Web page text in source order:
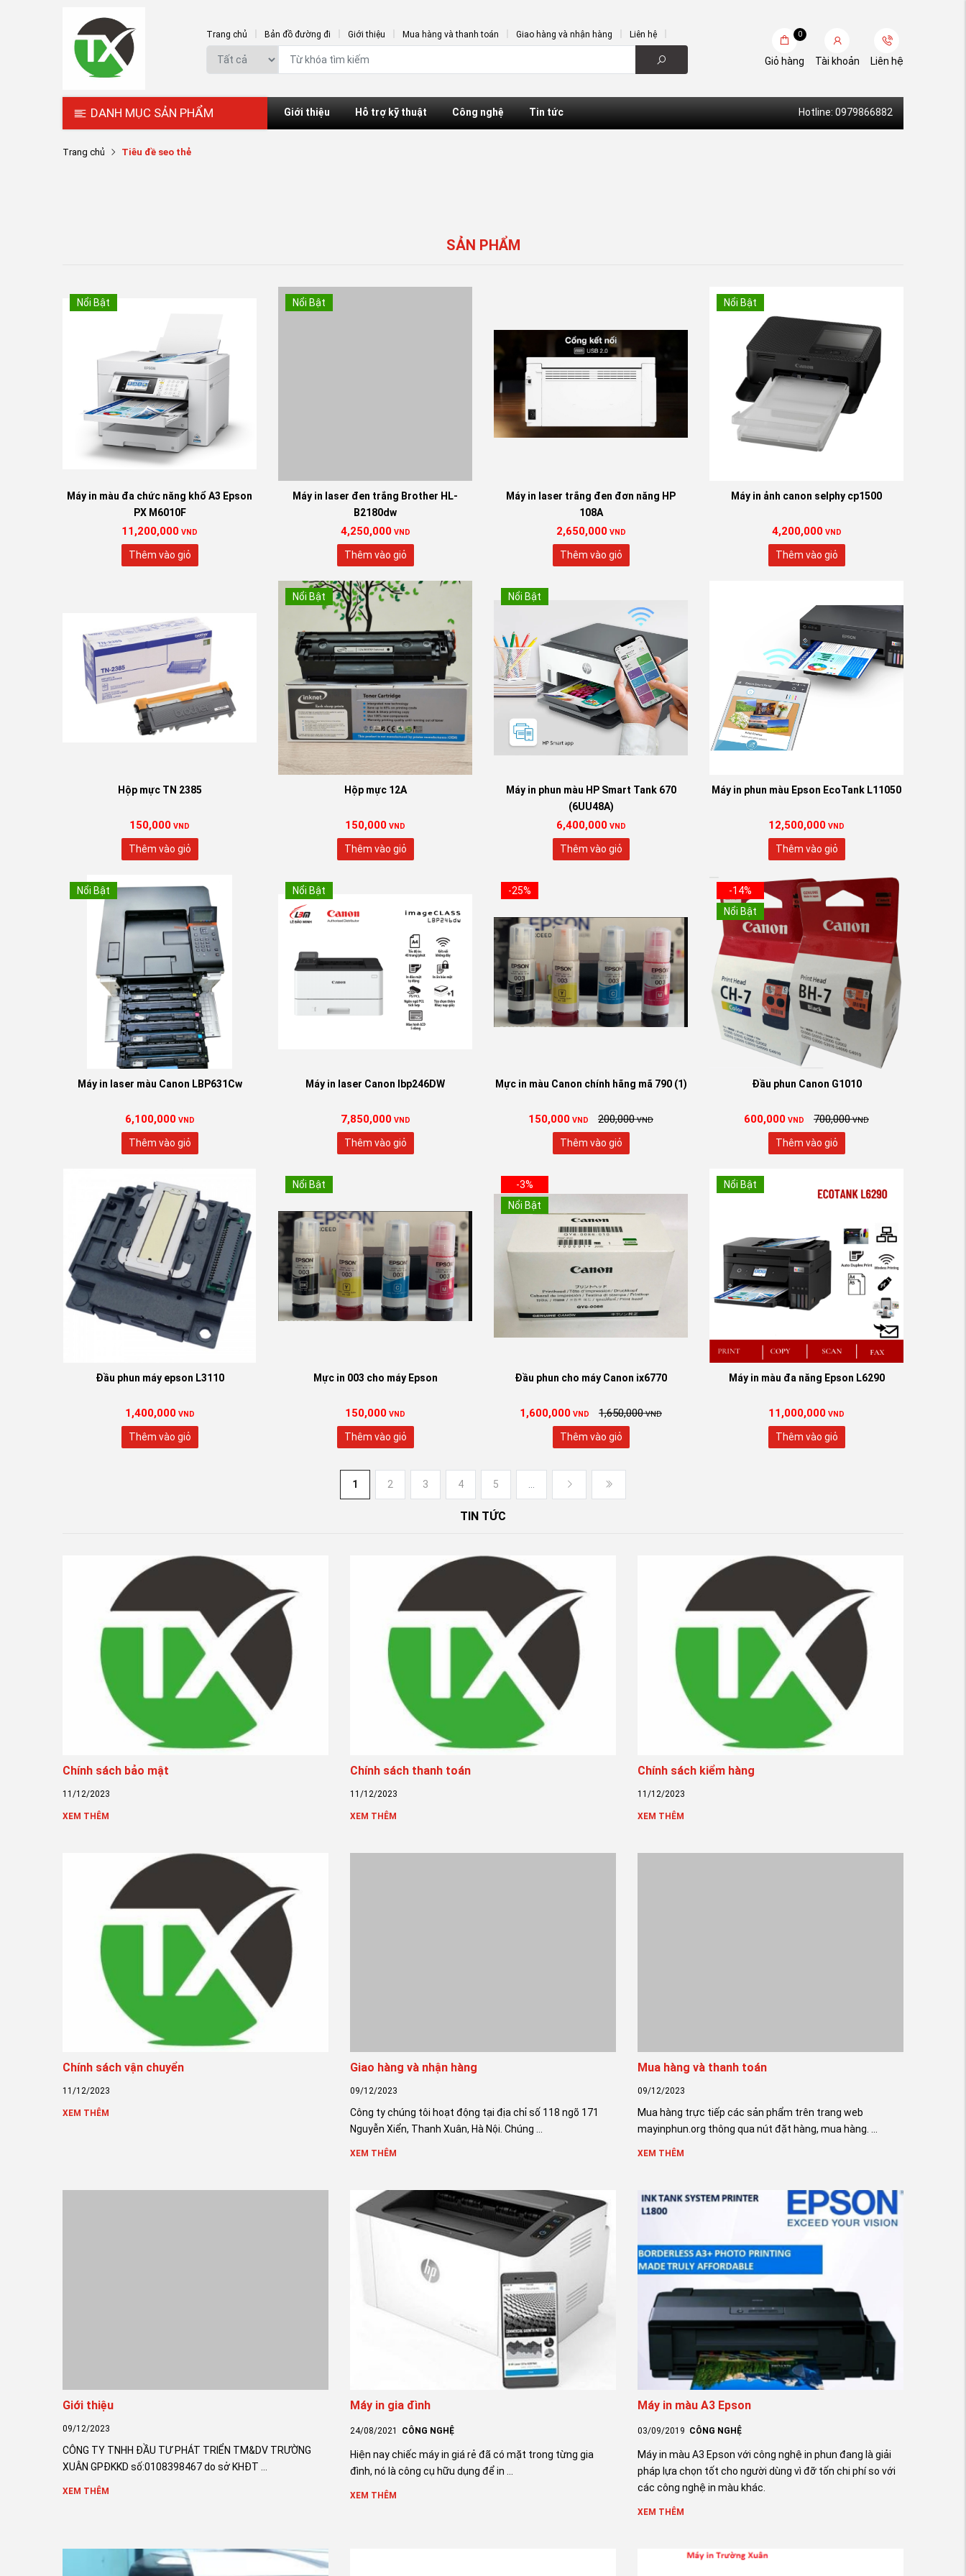
Trang chủ Bản đồ đường đi Giới thiệu Mua hàng và thanh toán Giao hàng và nhận hàng Liên hệ 0
Giỏ hàng Tài khoản Liên hệ
DANH MỤC SẢN PHẨM Giới thiệu Hỗ trợ kỹ thuật Công nghệ Tin tức Hotline: 0979866882
Trang chủ Tiêu đề seo thẻ
SẢN PHẨM
Nổi Bật
Máy in màu đa chức năng khổ A3 Epson
PX M6010F
11,200,000 VND
Thêm vào giỏ
Nổi Bật
Máy in laser đen trắng Brother HL-
B2180dw
4,250,000 VND
Thêm vào giỏ
Máy in laser trắng đen đơn năng HP
108A
2,650,000 VND
Thêm vào giỏ
Nổi Bật
Máy in ảnh canon selphy cp1500
4,200,000 VND
Thêm vào giỏ
Hộp mực TN 2385
150,000 VND
Thêm vào giỏ
Nổi Bật
Hộp mực 12A
150,000 VND
Thêm vào giỏ
Nổi Bật
Máy in phun màu HP Smart Tank 670
(6UU48A)
6,400,000 VND
Thêm vào giỏ
Máy in phun màu Epson EcoTank L11050
12,500,000 VND
Thêm vào giỏ
Nổi Bật
Máy in laser màu Canon LBP631Cw
6,100,000 VND
Thêm vào giỏ
Nổi Bật
Máy in laser Canon lbp246DW
7,850,000 VND
Thêm vào giỏ
-25%
Lựa chọn:
790 Xanh 790 Đỏ
Xóa
Mực in màu Canon chính hãng mã 790 (1)
150,000 VND 200,000 VND
Thêm vào giỏ
-14%
Nổi Bật
Đầu phun Canon G1010
600,000 VND 700,000 VND
Thêm vào giỏ
Đầu phun máy epson L3110
1,400,000 VND
Thêm vào giỏ
Nổi Bật
Mực in 003 cho máy Epson
150,000 VND
Thêm vào giỏ
-3%
Nổi Bật
Đầu phun cho máy Canon ix6770
1,600,000 VND 1,650,000 VND
Thêm vào giỏ
Nổi Bật
Máy in màu đa năng Epson L6290
11,000,000 VND
Thêm vào giỏ
1 2 3 4 5
TIN TỨC
Chính sách bảo mật
11/12/2023
XEM THÊM
Chính sách thanh toán
11/12/2023
XEM THÊM
Chính sách kiểm hàng
11/12/2023
XEM THÊM
Chính sách vận chuyển
11/12/2023
XEM THÊM
Giao hàng và nhận hàng
09/12/2023
Công ty chúng tôi hoạt động tại địa chỉ số 118 ngõ 171
Nguyễn Xiển, Thanh Xuân, Hà Nội. Chúng ...
XEM THÊM
Mua hàng và thanh toán
09/12/2023
Mua hàng trực tiếp các sản phẩm trên trang web
mayinphun.org thông qua nút đặt hàng, mua hàng. ...
XEM THÊM
Giới thiệu
09/12/2023
CÔNG TY TNHH ĐẦU TƯ PHÁT TRIỂN TM&DV TRƯỜNG
XUÂN GPĐKKD số:0108398467 do sở KHĐT ...
XEM THÊM
Máy in gia đình
24/08/2021 CÔNG NGHỆ
Hiện nay chiếc máy in giá rẻ đã có mặt trong từng gia
đình, nó là công cụ hữu dụng để in ...
XEM THÊM
Máy in màu A3 Epson
03/09/2019 CÔNG NGHỆ
Máy in màu A3 Epson với công nghệ in phun đang là giải
pháp lựa chọn tốt cho người dùng vì đỡ tốn chi phí so với
các công nghệ in màu khác.
XEM THÊM